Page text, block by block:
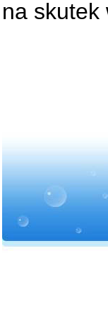
na skutek